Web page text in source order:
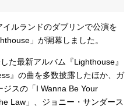
ルランドのダブリンで公演を
」が開幕しました。
た最新アルバム『Lighthouse』
』の曲を多数披露したほか、ガ
ジスの「I Wanna Be Your
Law」、ジョニー・サンダース